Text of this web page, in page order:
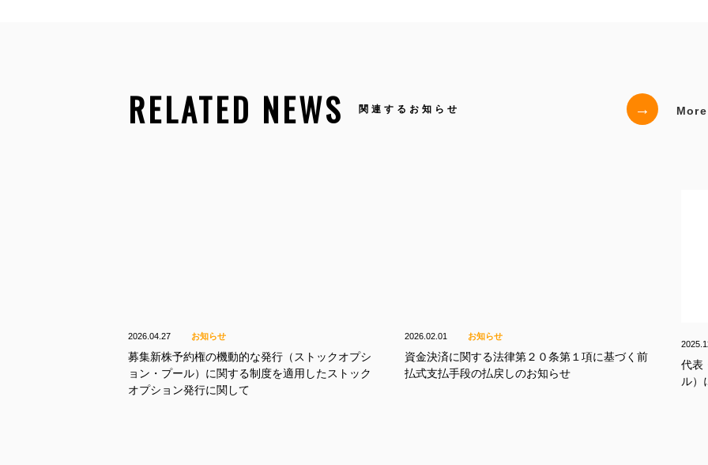
RELATED NEWS 関連するお知らせ → More
2026.04.27 お知らせ
募集新株予約権の機動的な発行（ストックオプシ
ョン・プール）に関する制度を適用したストック
オプション発行に関して
2026.02.01 お知らせ
資金決済に関する法律第２０条第１項に基づく前
払式支払手段の払戻しのお知らせ
代表
ル）